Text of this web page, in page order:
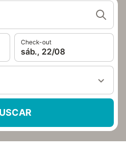
Check-out
sáb., 22/08